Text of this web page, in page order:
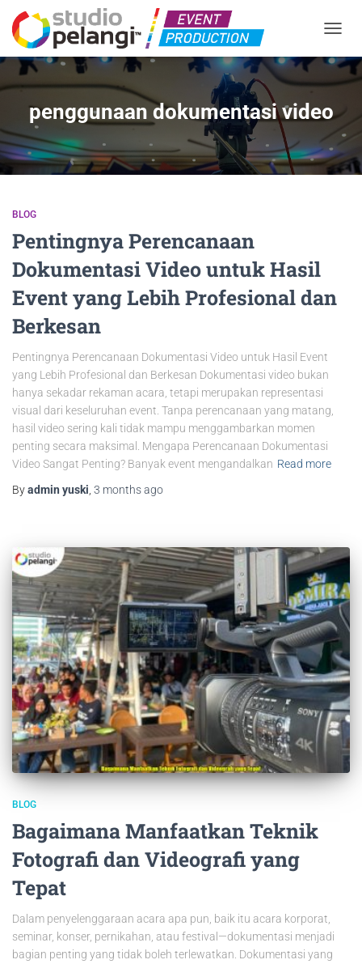
penggunaan dokumentasi video
BLOG
Pentingnya Perencanaan
Dokumentasi Video untuk Hasil
Event yang Lebih Profesional dan
Berkesan
Pentingnya Perencanaan Dokumentasi Video untuk Hasil Event
yang Lebih Profesional dan Berkesan Dokumentasi video bukan
hanya sekadar rekaman acara, tetapi merupakan representasi
visual dari keseluruhan event. Tanpa perencanaan yang matang,
hasil video sering kali tidak mampu menggambarkan momen
penting secara maksimal. Mengapa Perencanaan Dokumentasi
Video Sangat Penting? Banyak event mengandalkan Read more
Byadmin yuski 3 monthsago
BLOG
Bagaimana Manfaatkan Teknik
Fotografi dan Videografi yang
Tepat
Dalam penyelenggaraan acara apa pun, baik itu acara korporat,
seminar, konser, pernikahan, atau festival—dokumentasi menjadi
bagian penting yang tidak boleh terlewatkan. Dokumentasi yang